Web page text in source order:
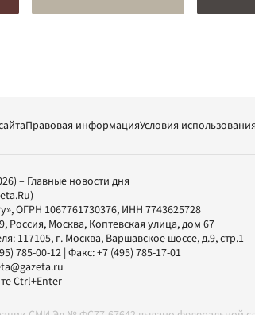
Правовая информацияУсловия использования
– Главные новости дня
, ОГРН 1067761730376, ИНН 7743625728
Россия, Москва, Коптевская улица, дом 67
117105, г. Москва, Варшавское шоссе, д.9, стр.1
785-00-12| Факс:+7 (495) 785-17-01
Ctrl+Enter